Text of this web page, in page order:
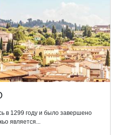
в 1299 году и было завершено
является...